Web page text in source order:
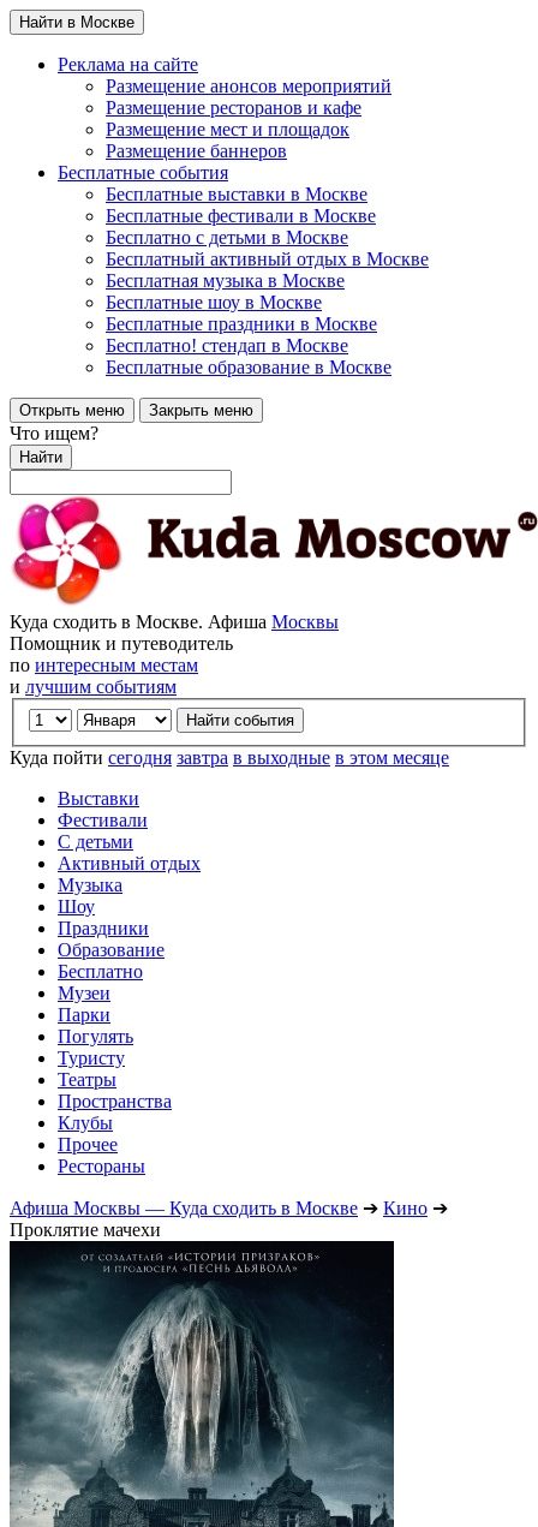
Найти в Москве
Реклама на сайте
Размещение анонсов мероприятий
Размещение ресторанов и кафе
Размещение мест и площадок
Размещение баннеров
Бесплатные события
Бесплатные выставки в Москве
Бесплатные фестивали в Москве
Бесплатно с детьми в Москве
Бесплатный активный отдых в Москве
Бесплатная музыка в Москве
Бесплатные шоу в Москве
Бесплатные праздники в Москве
Бесплатно! стендап в Москве
Бесплатные образование в Москве
Открыть меню Закрыть меню
Что ищем?
Найти
Куда сходить в Москве. Афиша Москвы
Помощник и путеводитель
по интересным местам
и лучшим событиям
Куда пойти сегодня завтра в выходные в этом месяце
Выставки
Фестивали
С детьми
Активный отдых
Музыка
Шоу
Праздники
Образование
Бесплатно
Музеи
Парки
Погулять
Туристу
Театры
Пространства
Клубы
Прочее
Рестораны
Афиша Москвы — Куда сходить в Москве ➔ Кино ➔
Проклятие мачехи